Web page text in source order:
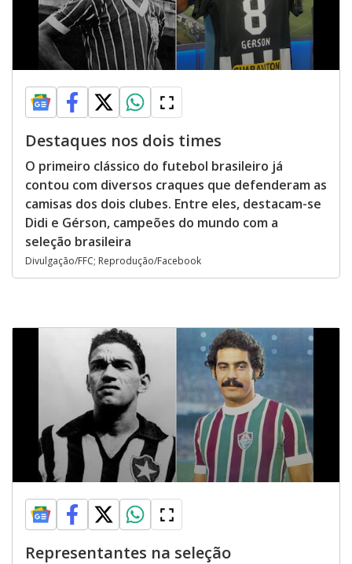
Destaques nos dois times
O primeiro clássico do futebol brasileiro já
contou com diversos craques que defenderam as
camisas dos dois clubes. Entre eles, destacam-se
Didi e Gérson, campeões do mundo com a
seleção brasileira
Divulgação/FFC; Reprodução/Facebook
Representantes na seleção